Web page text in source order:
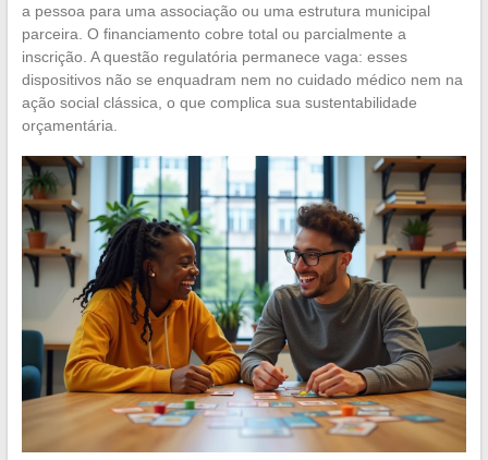
a pessoa para uma associação ou uma estrutura municipal
parceira. O financiamento cobre total ou parcialmente a
inscrição. A questão regulatória permanece vaga: esses
dispositivos não se enquadram nem no cuidado médico nem na
ação social clássica, o que complica sua sustentabilidade
orçamentária.